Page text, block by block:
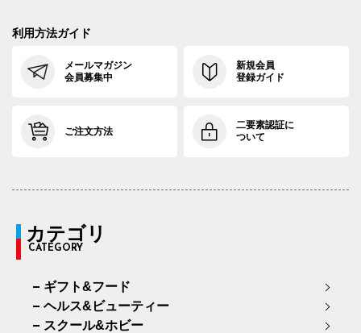
利用方法ガイド
メールマガジン
会員募集中
新規会員
登録ガイド
ご注文方法
二要素認証に
ついて
カテゴリ
CATEGORY
ギフト&フード
ヘルス&ビューティー
スクール&ホビー